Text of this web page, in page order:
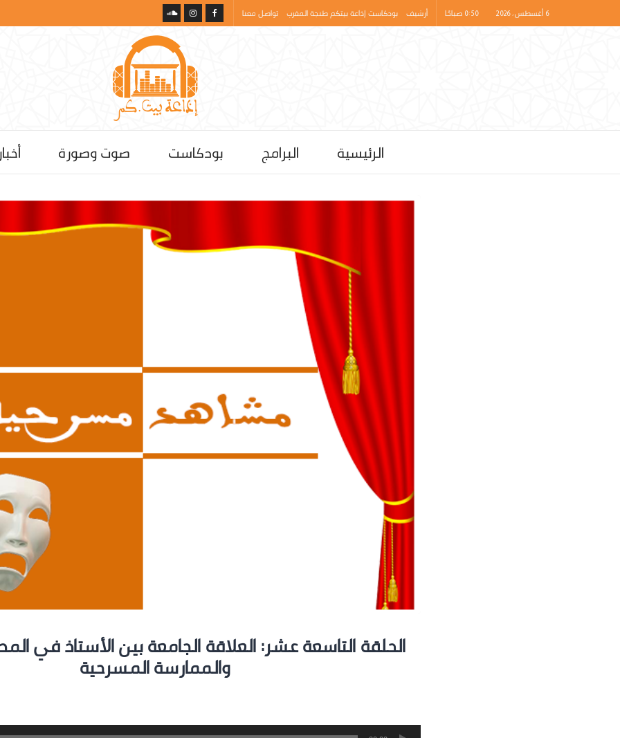
6 أغسطس، 2026 | 0:50 صباحًا أرشيف بودكاست إذاعة بيتكم طنجة المغرب تواصل معنا
الرئيسية البرامج بودكاست صوت وصورة
الحلقة التاسعة عشر: العلاقة الجامعة بين الأستاذ في
والممارسة المسرحية
مشغل